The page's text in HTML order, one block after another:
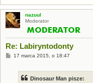
nazuul
Moderator
Re: Labiryntodonty
P17 marca 2015, o 18:47
Dinosaur Man pisze: